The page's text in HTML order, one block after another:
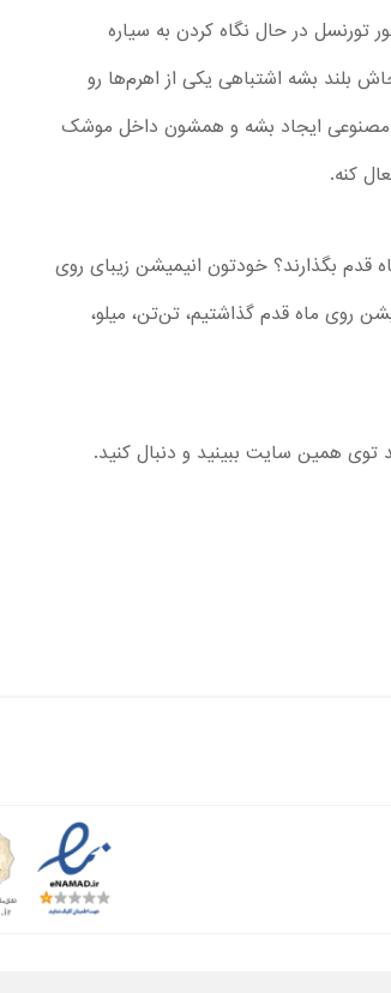
تورنسل در حال نگاه کردن به سیاره
بلند بشه اشتباهی یکی از اهرم‌ها رو
ایجاد بشه و همشون داخل موشک
کنه.
قدم بگذارند؟ خودتون انیمیشن زیبای روی
روی ماه قدم گذاشتیم، تن‌تن، میلو،
توی همین سایت ببینید و دنبال کنید.